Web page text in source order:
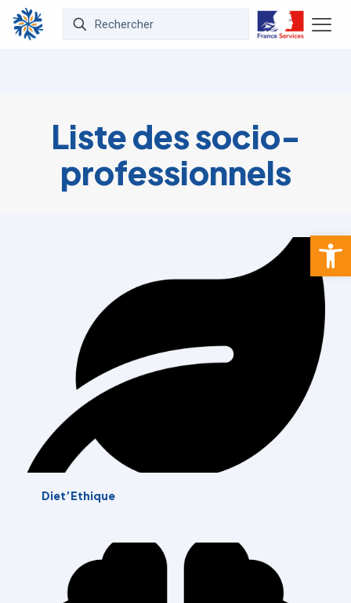
Ouvrir
Liste des socio-
professionnels
Diet’Ethique